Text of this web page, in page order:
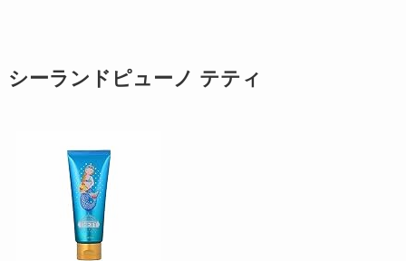
シーランドピューノ テティ